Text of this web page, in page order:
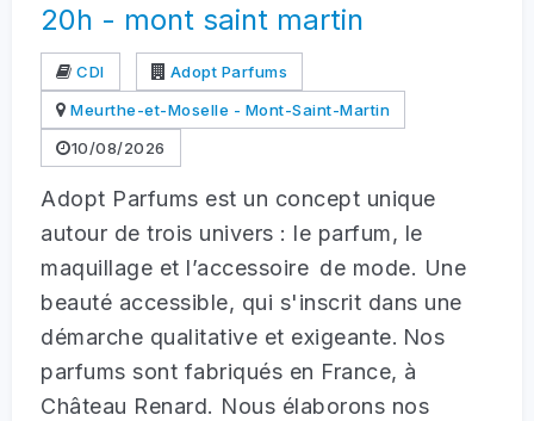
20h - mont saint martin
CDI
Adopt Parfums
Meurthe-et-Moselle - Mont-Saint-Martin
10/08/2026
Adopt Parfums est un concept unique
autour de trois univers : le parfum, le
maquillage et l’accessoire de mode. Une
beauté accessible, qui s'inscrit dans une
démarche qualitative et exigeante. Nos
parfums sont fabriqués en France, à
Château Renard. Nous élaborons nos